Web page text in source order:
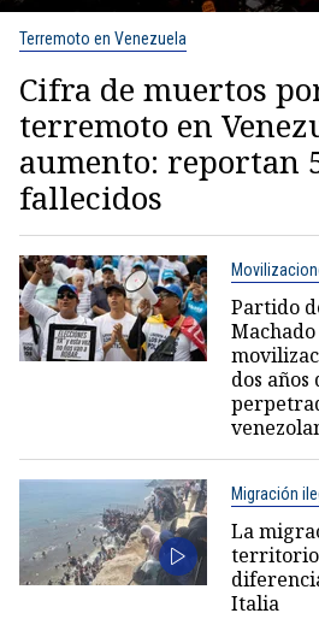
Terremoto en Venezuela
Cifra de muertos
terremoto en
aumento: reportan
fallecidos
Partido
dos
Migración
La
territorio
Italia